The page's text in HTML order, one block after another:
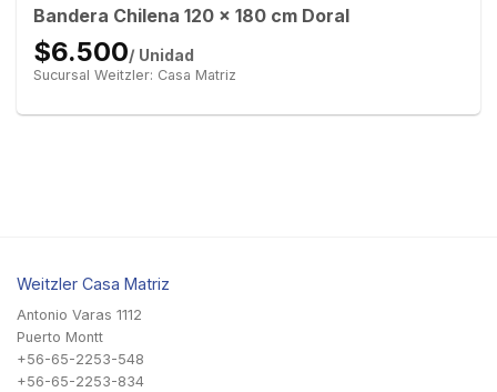
Bandera Chilena 120 x 180 cm Doral
$6.500/ Unidad
Sucursal Weitzler: Casa Matriz
Weitzler Casa Matriz
Antonio Varas 1112
Puerto Montt
+56-65-2253-548
+56-65-2253-834